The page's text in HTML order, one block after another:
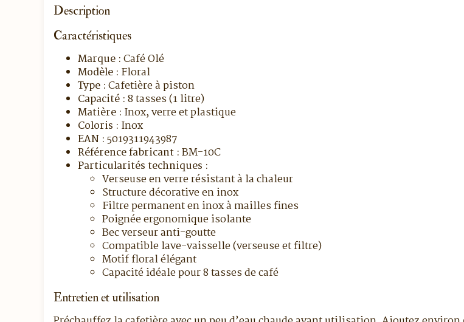
Description
Caractéristiques
Marque :Café Olé
Modèle : Floral
Type :Cafetière à piston
Capacité :8 tasses (1 litre)
Matière : Inox, verre et plastique
Coloris : Inox
EAN :5019311943987
Référence fabricant :BM-10C
Particularités techniques :
Verseuse en verre résistant à la chaleur
Structure décorative en inox
Filtre permanent en inox à mailles fines
Poignée ergonomique isolante
Bec verseur anti-goutte
Compatible lave-vaisselle (verseuse et filtre)
Motif floral élégant
Capacité idéale pour 8 tasses de café
Entretien et utilisation